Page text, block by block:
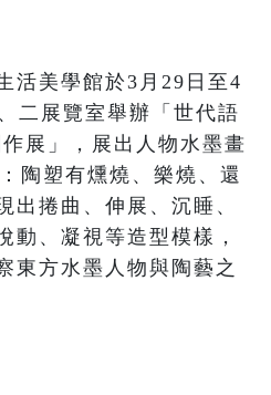
活美學館於3月29日至4
二展覽室舉辦「世代語
展」，展出人物水墨畫
陶塑有燻燒、樂燒、還
出捲曲、伸展、沉睡、
動、凝視等造型模樣，
東方水墨人物與陶藝之